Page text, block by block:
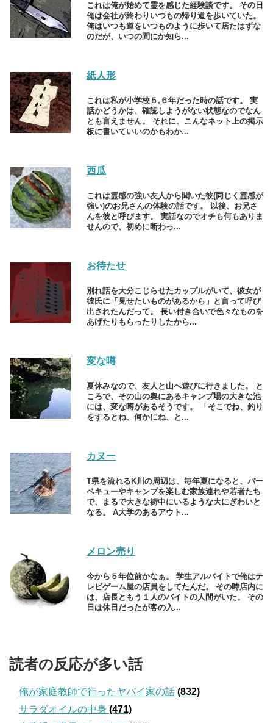
これは俺が始めて霊を感じた経験談です。 その日
俺は会社が終わりいつもの帰り道を歩いていた。
俺はいつも道をいつものように歩いて居たはずな
のだが、いつの間にか知ら...
紙人形
これは私が小学校５,６年だった時の話です。 実
話かどうかは、確認しようがない状態なのでなん
とも言えません。 それに、こんなネット上の掲示
板に書いていいのかもわか...
西瓜
これは霊感の強い友人から聞いた彼(同じく霊感が
強い)のお兄さんの体験の話です。 以後、お兄さ
んを彼と呼びます。 実話なのでオチも何もありま
せんので、初めに断わっ...
お待たせ
別れ話を大分こじらせたカップルがいて、彼女が
彼氏に「見せたいものがあるから」と言って呼び
出されたんだって。 長い付き合いで色々なものを
あげたりもらったりしたから...
変な噂
夏休みなので、友人と山へ遊びに行きました。 と
ころで、その山の奥にあるキャンプ場の大きな池
には、変な噂があるそうです。 「そこでね、釣り
をするとね、何かにね、と...
カヌー
T県を流れるK川の周辺は、毎年夏になると、バー
ベキューやキャンプを楽しむ家族連れや若者たち
で、まるで大きな街中にいるような大にぎわいと
なる。 A大学のあるアウト...
メロン売り
今から５年位前かなぁ。 学生アルバイトで俺はテ
レビゲーム屋の店員をしてたんだ。 その時店内に
は、店長ともう１人のバイトの人間がいた。 その
日は休日だったが客の入...
読者の反応が多い話
俺が家庭教師で行ったヤバイ家の話 (832)
サラダオイルの中身 (471)